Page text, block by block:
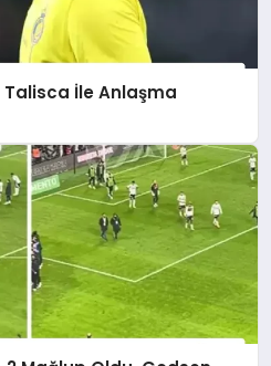
İle Anlaşma